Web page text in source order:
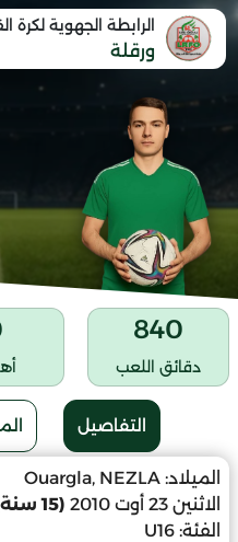
الرابطة الجهوية لكرة
ورقلة
840
دقائق اللعب
التفاصيل
الميلاد: Ouargla, NEZLA
الاثنين 23 أوت 2010
(15 سنة)
الفئة: U16